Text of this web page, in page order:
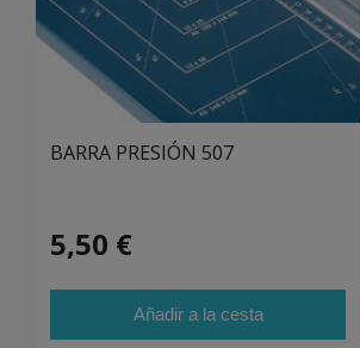
BARRA PRESIÓN 507
5,50 €
Añadir a la cesta